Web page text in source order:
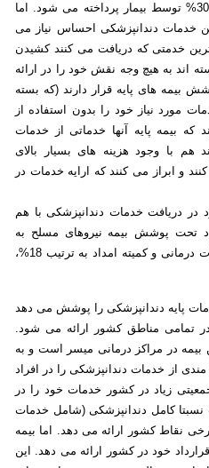
و بر اساس تعرفه های مشخص، 70% هزینه ها توسط بیمه ها و تنها 30% توسط بیمار پرداخته می شود. اما
ایرانیان برای گرفتن خدمات دندانپزشکی احساس نیاز می
بیشترین خدمتی که دریافت می کنند کشیدن
اند به هیچ وجه نقش خود را در ارائه
90% از ایرانیان تحت پوشش بیمه های پایه قرار دارند (که بسته
می دهند)، حدودا 60% از آنان خدمات مورد نیاز خود را بدون استفاده از
بیمه پایه آنها خدماتی از خدمات
با وجود هزینه های بسیار بالای
و ابراز می کنند که ارايه خدمات در
در دریافت خدمات دندانپزشکی با هم
نشان داده که ساليانه حدود 56% از افراد تحت پوشش بیمه نیروهای مسلح به
دندانپزشک مراجعه می کنند، این آمار برای بیمه تامین اجتماعی، خدمات درمانی و کمیته امداد به ترتیب 18%،
پایه دندانپزشکی را پوشش می دهد
تمامی مناطق کشور ارائه می شود.
در مراکز درمانی میسر است و به
از خدمات دندانپزشکی را در افراد
زیاد در کشور خدمات خود را در
کامل دندانپزشکی (شامل خدمات
نقاط کشور ارائه می دهد. اما بیمه
خود در کشور ارائه می دهد. این